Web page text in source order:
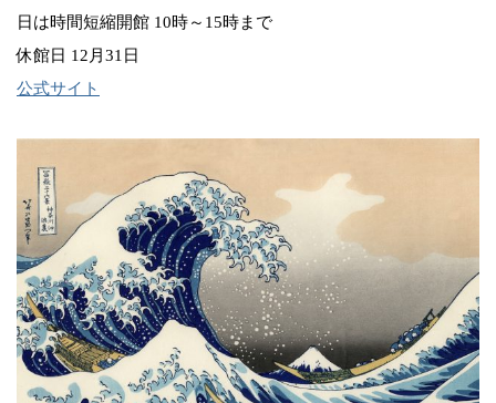
日は時間短縮開館 10時～15時まで
休館日 12月31日
公式サイト